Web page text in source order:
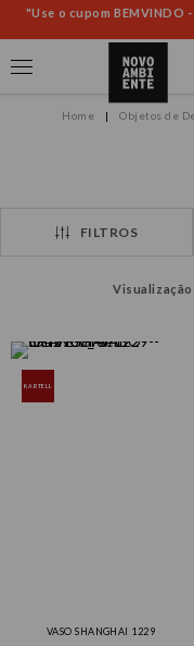
"Use o cupom BEMVINDO
Objetos de
FILTROS
Visualização
VASO SHANGHAI 1229
KARTELL